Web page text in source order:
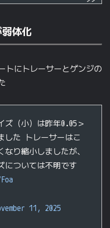
体化
トにトレーサーとゲンジの
ズ（小）は昨年0.05＞
した トレーサーはこ
り縮小しましたが、
については不明です
11, 2025